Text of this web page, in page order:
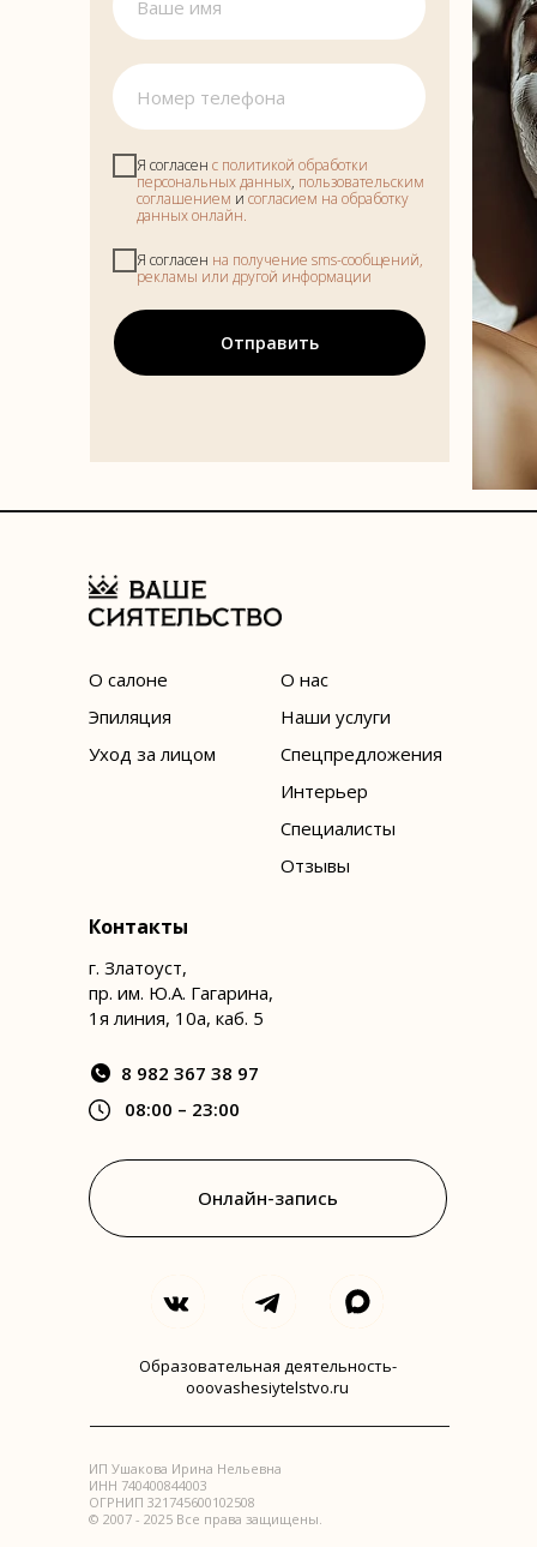
Я согласен с политикой обработки
персональных данных, пользовательским
соглашением и согласием на обработку
данных онлайн.
Я согласен на получение sms-сообщений,
рекламы или другой информации
Отправить
Отзывы
Специалисты
Образовательная деятельность-
ooovashesiytelstvo.ru
Интерьер
Спецпредложения
Наши услуги
08:00 – 23:00
Контакты
ИП Ушакова Ирина Нельевна
ИНН 740400844003
ОГРНИП 321745600102508
© 2007 - 2025 Все права защищены.
г. Златоуст,
пр. им. Ю.А. Гагарина,
1я линия, 10а, каб. 5
О нас
Эпиляция
Уход за лицом
О салоне
8 982 367 38 97
Онлайн-запись